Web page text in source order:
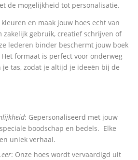
de mogelijkheid tot personalisatie.
en maak jouw hoes echt van
zakelijk gebruik, creatief schrijven of
lederen binder beschermt jouw boek
formaat is perfect voor onderweg
je tas, zodat je altijd je ideeën bij de
: Gepersonaliseerd met jouw
boodschap en bedels. Elke
uniek verhaal.
: Onze hoes wordt vervaardigd uit